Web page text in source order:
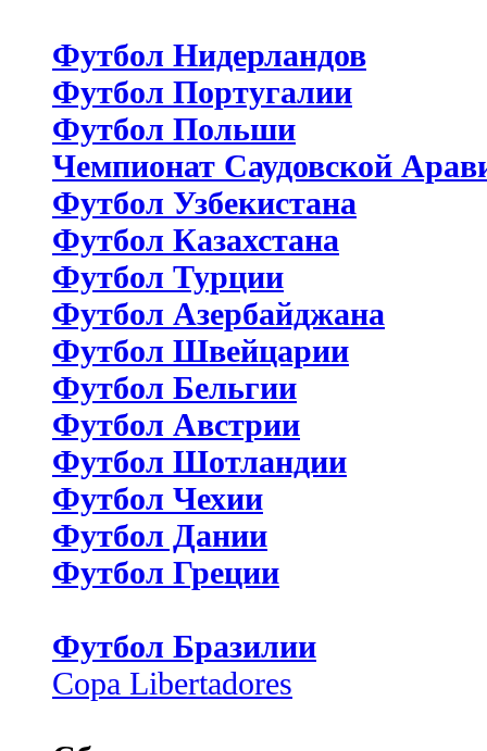
Футбол Нидерландов
Футбол Португалии
Футбол Польши
Чемпионат Саудовской
Футбол Узбекистана
Футбол Казахстана
Футбол Турции
Футбол Азербайджана
Футбол Швейцарии
Футбол Бельгии
Футбол Австрии
Футбол Шотландии
Футбол Чехии
Футбол Дании
Футбол Греции
Футбол Бразилии
Copa Libertadores